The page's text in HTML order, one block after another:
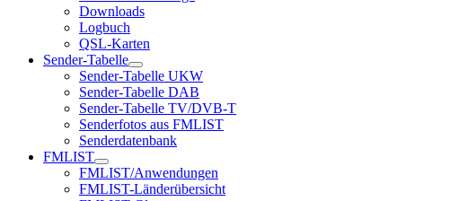
Downloads
Logbuch
QSL-Karten
Sender-Tabelle
Sender-Tabelle UKW
Sender-Tabelle DAB
Sender-Tabelle TV/DVB-T
Senderfotos aus FMLIST
Senderdatenbank
FMLIST
FMLIST/Anwendungen
FMLIST-Länderübersicht